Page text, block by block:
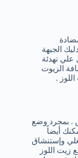
الجبهة
. فهو يعمل علي تهدئة
الزيوت
.
. بمجرد وضع
أيضاً
مغلي وإستنشاق
زيت اللوز